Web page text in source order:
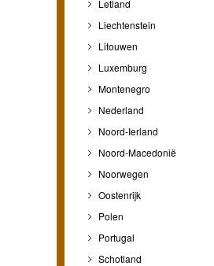
Letland
Liechtenstein
Litouwen
Luxemburg
Montenegro
Nederland
Noord-Ierland
Noord-Macedonië
Noorwegen
Oostenrijk
Polen
Portugal
Schotland